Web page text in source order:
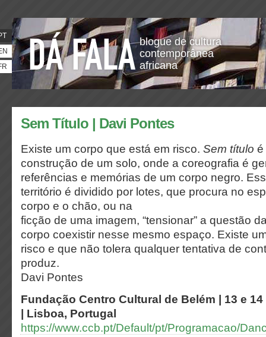
blogue de cultura
contemporânea
africana
Sem Título | Davi Pontes
Existe um corpo que está em risco. Sem título é
construção de um solo, onde a coreografia é
referências e memórias de um corpo negro.
território é dividido por lotes, que procura no
corpo e o chão, ou na
ficção de uma imagem, “tensionar” a questão
corpo coexistir nesse mesmo espaço. Existe
risco e que não tolera qualquer tentativa de
produz.
Davi Pontes
Fundação Centro Cultural de Belém | 13 e
| Lisboa, Portugal
https://www.ccb.pt/Default/pt/Programacao/